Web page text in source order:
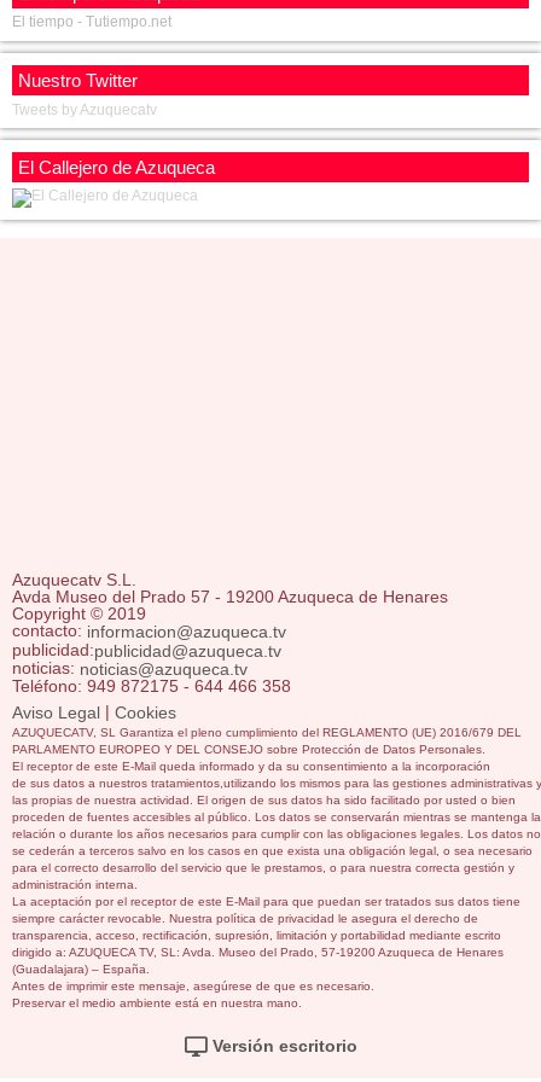
El tiempo - Tutiempo.net
Nuestro Twitter
Tweets by Azuquecatv
El Callejero de Azuqueca
Azuquecatv S.L.
Avda Museo del Prado 57 - 19200 Azuqueca de Henares
Copyright © 2019
contacto: informacion@azuqueca.tv
publicidad:publicidad@azuqueca.tv
noticias: noticias@azuqueca.tv
Teléfono: 949 872175 - 644 466 358
Aviso Legal | Cookies
AZUQUECATV, SL Garantiza el pleno cumplimiento del REGLAMENTO (UE) 2016/679 DEL
PARLAMENTO EUROPEO Y DEL CONSEJO sobre Protección de Datos Personales.
El receptor de este E-Mail queda informado y da su consentimiento a la incorporación
de sus datos a nuestros tratamientos,utilizando los mismos para las gestiones administrativas y
las propias de nuestra actividad. El origen de sus datos ha sido facilitado por usted o bien
proceden de fuentes accesibles al público. Los datos se conservarán mientras se mantenga la
relación o durante los años necesarios para cumplir con las obligaciones legales. Los datos no
se cederán a terceros salvo en los casos en que exista una obligación legal, o sea necesario
para el correcto desarrollo del servicio que le prestamos, o para nuestra correcta gestión y
administración interna.
La aceptación por el receptor de este E-Mail para que puedan ser tratados sus datos tiene
siempre carácter revocable. Nuestra política de privacidad le asegura el derecho de
transparencia, acceso, rectificación, supresión, limitación y portabilidad mediante escrito
dirigido a: AZUQUECA TV, SL: Avda. Museo del Prado, 57-19200 Azuqueca de Henares
(Guadalajara) – España.
Antes de imprimir este mensaje, asegúrese de que es necesario.
Preservar el medio ambiente está en nuestra mano.
Versión escritorio